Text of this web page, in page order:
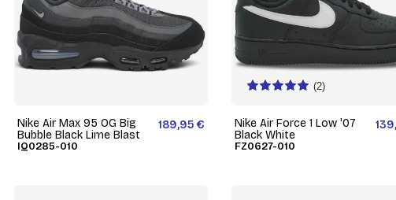
Nike Air Max 95 OG Big
Bubble Black Lime Blast
IQ0285-010
189,95 €
(2)
Nike Air Force 1 Low '07
Black White
FZ0627-010